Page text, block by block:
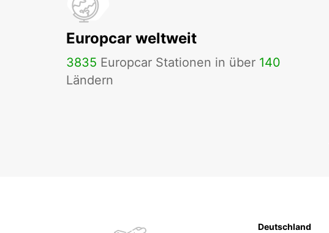
Europcar weltweit
3835 Europcar Stationen in über 140
Ländern
Deutschland